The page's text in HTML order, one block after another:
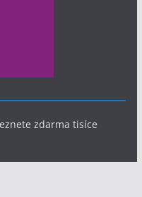
zdarma tisíce